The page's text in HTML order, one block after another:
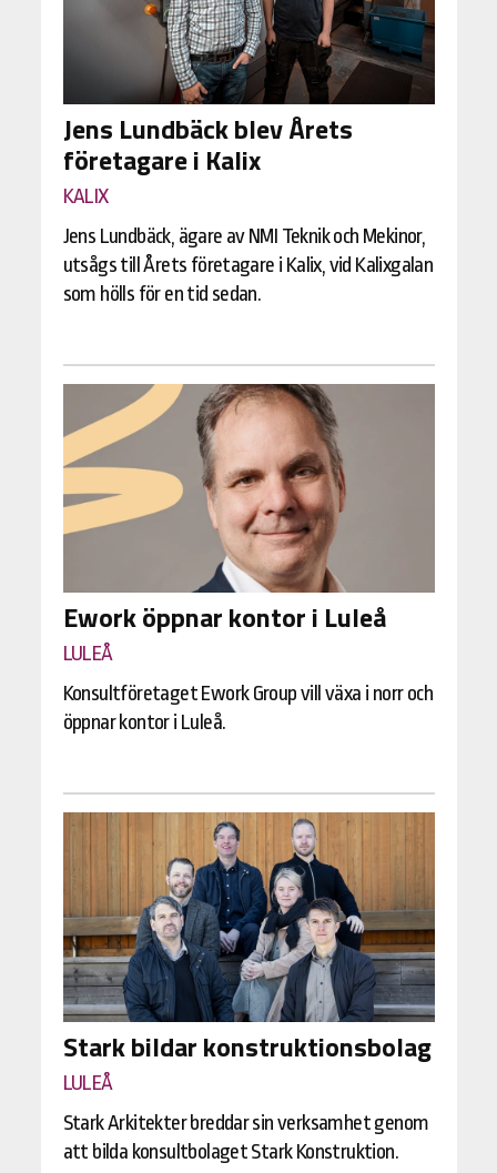
Jens Lundbäck blev Årets
företagare i Kalix
KALIX
Jens Lundbäck, ägare av NMI Teknik och Mekinor,
utsågs till Årets företagare i Kalix, vid Kalixgalan
som hölls för en tid sedan.
Ework öppnar kontor i Luleå
LULEÅ
Konsultföretaget Ework Group vill växa i norr och
öppnar kontor i Luleå.
Stark bildar konstruktionsbolag
LULEÅ
Stark Arkitekter breddar sin verksamhet genom
att bilda konsultbolaget Stark Konstruktion.